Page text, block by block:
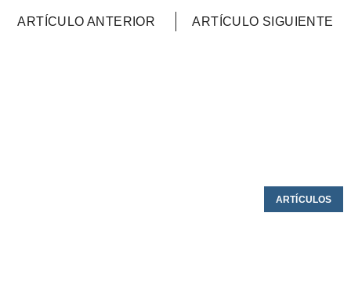
ARTÍCULO ANTERIOR ARTÍCULO SIGUIENTE
ARTÍCULOS